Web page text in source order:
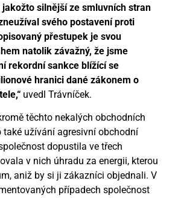
silnější ze smluvních stran
svého postavení proti
přestupek je svou
natolik závažný, že jsme
rekordní sankce blížící se
hranici dané zákonem o
uvedl Trávníček.
těchto nekalých obchodních
také užívání agresivní obchodní
dopustila ve třech
v nich úhradu za energii, kterou
aniž by si ji zákazníci objednali. V
případech společnost